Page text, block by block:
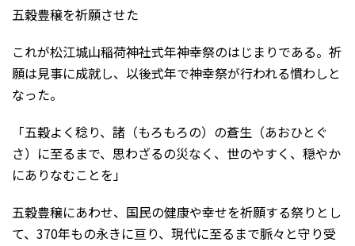
五穀豊穣を祈願させた
これが松江城山稲荷神社式年神幸祭のはじまりである。祈
願は見事に成就し、以後式年で神幸祭が行われる慣わしと
なった。
「五穀よく稔り、諸（もろもろの）の蒼生（あおひとぐ
さ）に至るまで、思わざるの災なく、世のやすく、穏やか
にありなむことを」
五穀豊穣にあわせ、国民の健康や幸せを祈願する祭りとし
て、370年もの永きに亘り、現代に至るまで脈々と守り受